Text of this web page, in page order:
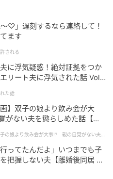
進行することがありま
いるときは、歯科受診を
ださい。
血が出る
口の中がにおう感じがあ
または押すと痛む
または歯と歯の間に隙間
♡」遅刻するなら連絡して！
ます
される
夫に浮気疑惑！絶対証拠をつか
リート夫に浮気された話 Vol.
た話
画】双子の娘より飲み会が大
ない夫を懲らしめた話【第1
子の娘より飲み会が大事!? 親の自覚がない夫を
行ってたんだよ」いつまでも子
把握しない夫【離婚後同居 Vo